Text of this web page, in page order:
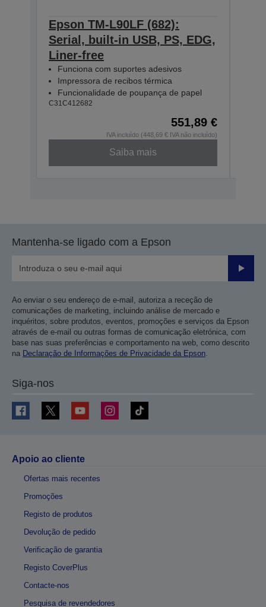
Epson TM-L90LF (682):
Serial, built-in USB, PS, EDG,
Liner-free
Funciona com suportes adesivos
Impressora de recibos térmica
Funcionalidade de poupança de papel
C31C412682
551,89 €
IVA incluído (448,69 € IVA não incluído)
Saiba mais
Mantenha-se ligado com a Epson
Enviar
Ao enviar o seu endereço de e-mail, autoriza a receção de
comunicações de marketing, incluindo análise de mercado e
inquéritos, sobre produtos, eventos, promoções e serviços da Epson
através de e-mail ou outras formas de comunicação eletrónica, com
base nas suas preferências e comportamento na web, como descrito
na Declaração de Informações de Privacidade da Epson
Siga-nos
Apoio ao cliente
Ofertas mais recentes
Promoções
Registo de produtos
Devolução de pedido
Verificação de garantia
Registo CoverPlus
Contacte-nos
Pesquisa de revendedores